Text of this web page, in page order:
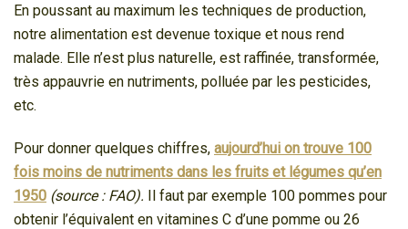
En poussant au maximum les techniques de production,
notre alimentation est devenue toxique et nous rend
malade. Elle n’est plus naturelle, est raffinée, transformée,
très appauvrie en nutriments, polluée par les pesticides,
etc.
Pour donner quelques chiffres, aujourd’hui on trouve 100
fois moins de nutriments dans les fruits et légumes qu’en
1950 (source : FAO). Il faut par exemple 100 pommes pour
obtenir l’équivalent en vitamines C d’une pomme ou 26